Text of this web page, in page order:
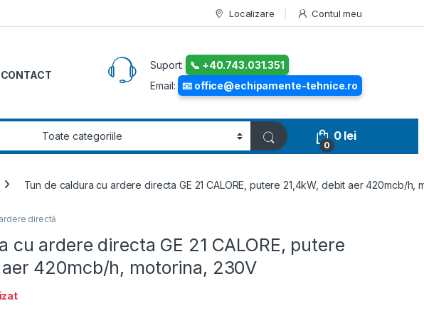
Localizare Contul meu
CONTACT
Suport:
📞 +40.743.031.351
Email:
📧 office@echipamente-tehnice.ro
0
0 lei
Tun de caldura cu ardere directa GE 21 CALORE, putere 21,4kW, debit aer 420mcb/h,
directă
cu ardere directa GE 21 CALORE, putere
420mcb/h, motorina, 230V